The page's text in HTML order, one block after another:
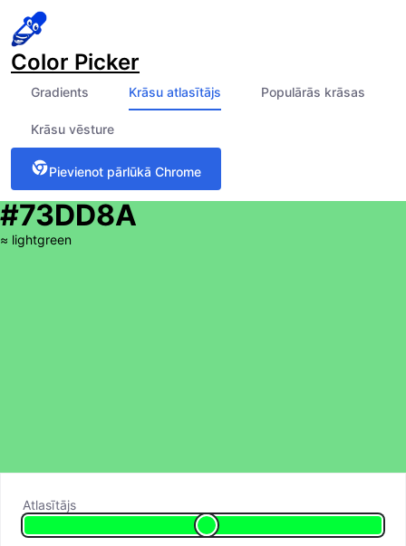
Color Picker
Gradients Krāsu atlasītājs Populārās krāsas
Krāsu vēsture
Pievienot pārlūkā Chrome
#73DD8A
≈ lightgreen
Atlasītājs